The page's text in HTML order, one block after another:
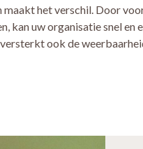
het verschil. Door
kan uw organisatie snel
ook de